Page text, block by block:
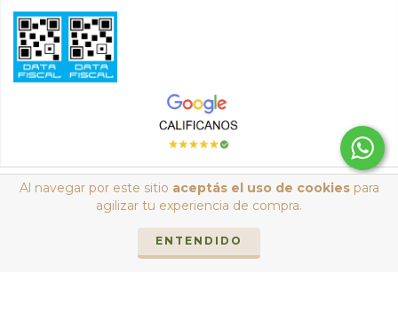
Al navegar por este sitio aceptás el uso de cookiespara
agilizar tu experiencia de compra.
ENTENDIDO
Copyright Arte y Esencias Mayorista - 2026. Todos los
derechos reservados.
Defensa de las y los consumidores. Para reclamos